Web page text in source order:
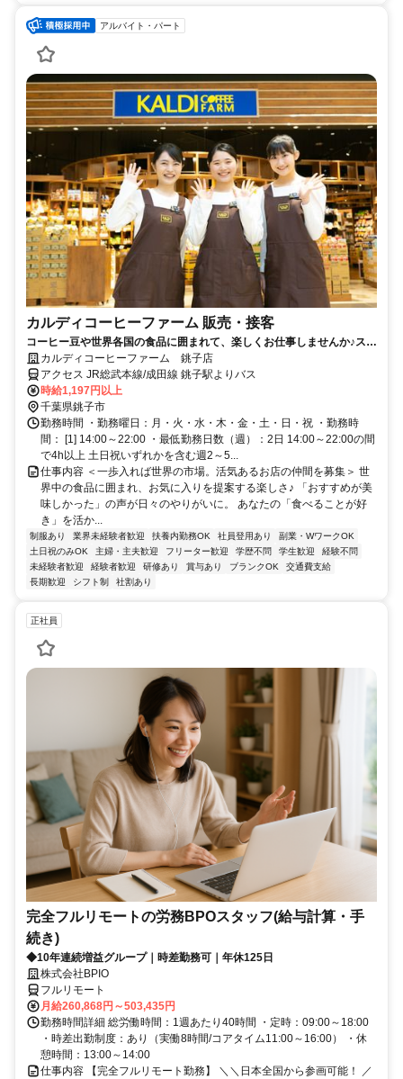
アルバイト・パート
カルディコーヒーファーム 販売・接客
コーヒー豆や世界各国の食品に囲まれて、楽しくお仕事しませんか♪スタ
ッフ割引あり！未経験OK
カルディコーヒーファーム 銚子店
アクセス JR総武本線/成田線 銚子駅よりバス
時給1,197円以上
千葉県銚子市
勤務時間 ・勤務曜日：月・火・水・木・金・土・日・祝 ・勤務時
間： [1] 14:00～22:00 ・最低勤務日数（週）：2日 14:00～22:00の間
で4h以上 土日祝いずれかを含む週2～5...
仕事内容 ＜一歩入れば世界の市場。活気あるお店の仲間を募集＞ 世
界中の食品に囲まれ、お気に入りを提案する楽しさ♪ 「おすすめが美
味しかった」の声が日々のやりがいに。 あなたの「食べることが好
き」を活か...
制服あり 業界未経験者歓迎 扶養内勤務OK 社員登用あり
副業・WワークOK
土日祝のみOK
主婦・主夫歓迎 フリーター歓迎 学歴不問 学生歓迎
経験不問
未経験者歓迎
経験者歓迎 研修あり 賞与あり ブランクOK
交通費支給
長期歓迎
シフト制 社割あり
正社員
完全フルリモートの労務BPOスタッフ(給与計算・手
続き)
◆10年連続増益グループ｜時差勤務可｜年休125日
株式会社BPIO
フルリモート
月給260,868円～503,435円
勤務時間詳細 総労働時間：1週あたり40時間 ・定時：09:00～18:00
・時差出勤制度：あり（実働8時間/コアタイム11:00～16:00） ・休
憩時間：13:00～14:00
仕事内容 【完全フルリモート勤務】 ＼＼日本全国から参画可能！ ／